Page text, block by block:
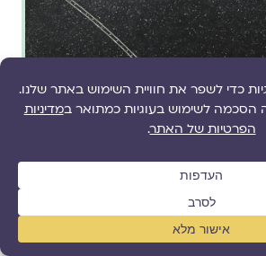
סדר ספירת השבי | Seder du
décompte des
captivité